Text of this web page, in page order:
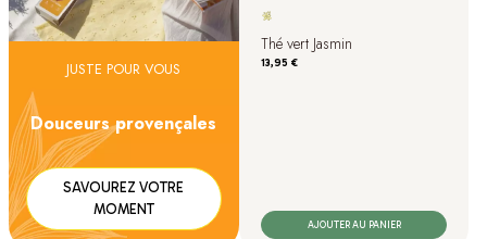
JUSTE POUR VOUS
Douceurs provençales
SAVOUREZ VOTRE
MOMENT
Thé vert Jasmin
Prix
13,95 €
AJOUTER AU PANIER